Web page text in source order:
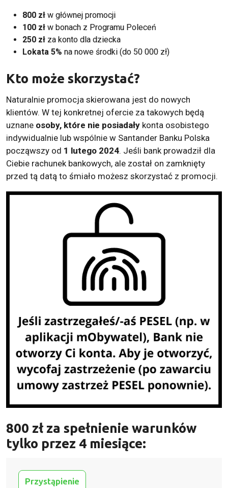
800 zł w głównej promocji
100 zł w bonach z Programu Poleceń
250 zł za konto dla dziecka
Lokata 5% na nowe środki (do 50 000 zł)
Kto może skorzystać?
Naturalnie promocja skierowana jest do nowych
klientów. W tej konkretnej ofercie za takowych będą
uznane osoby, które nie posiadały konta osobistego
indywidualnie lub wspólnie w Santander Banku Polska
począwszy od 1 lutego 2024. Jeśli bank prowadził dla
Ciebie rachunek bankowych, ale został on zamknięty
przed tą datą to śmiało możesz skorzystać z promocji.
800 zł za spełnienie warunków
tylko przez 4 miesiące:
Przystąpienie